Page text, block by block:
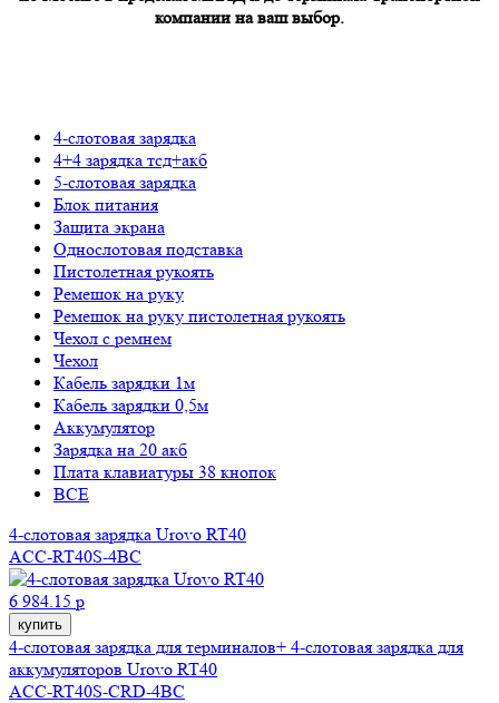
компании на ваш выбор.
4-слотовая зарядка
4+4 зарядка тсд+акб
5-слотовая зарядка
Блок питания
Защита экрана
Однослотовая подставка
Пистолетная рукоять
Ремешок на руку
Ремешок на руку пистолетная рукоять
Чехол с ремнем
Чехол
Кабель зарядки 1м
Кабель зарядки 0,5м
Аккумулятор
Зарядка на 20 акб
Плата клавиатуры 38 кнопок
ВСЕ
4-слотовая зарядка Urovo RT40
ACC-RT40S-4BC
6 984.15 р
купить
4-слотовая зарядка для терминалов+ 4-слотовая зарядка для
аккумуляторов Urovo RT40
ACC-RT40S-CRD-4BC